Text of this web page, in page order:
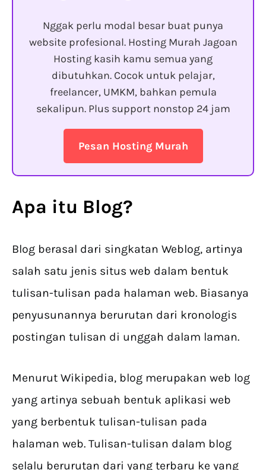
Nggak perlu modal besar buat punya
website profesional. Hosting Murah Jagoan
Hosting kasih kamu semua yang
dibutuhkan. Cocok untuk pelajar,
freelancer, UMKM, bahkan pemula
sekalipun. Plus support nonstop 24 jam
Pesan Hosting Murah
Apa itu Blog?
Blog berasal dari singkatan Weblog, artinya
salah satu jenis situs web dalam bentuk
tulisan-tulisan pada halaman web. Biasanya
penyusunannya berurutan dari kronologis
postingan tulisan di unggah dalam laman.
Menurut Wikipedia, blog merupakan web log
yang artinya sebuah bentuk aplikasi web
yang berbentuk tulisan-tulisan pada
halaman web. Tulisan-tulisan dalam blog
selalu berurutan dari yang terbaru ke yang